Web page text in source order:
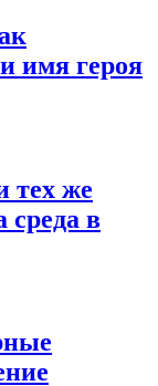
имя героя
тех же
среда в